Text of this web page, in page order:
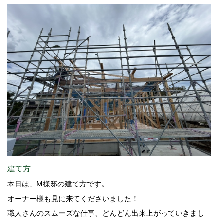
建て方
本日は、M様邸の建て方です。
オーナー様も見に来てくださいました！
職人さんのスムーズな仕事、どんどん出来上がっていきまし